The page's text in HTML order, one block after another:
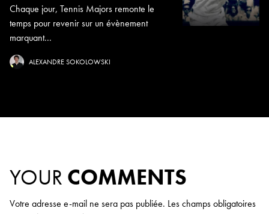
Chaque jour, Tennis Majors remonte le
temps pour revenir sur un évènement
marquant...
ALEXANDRE SOKOLOWSKI
YOUR COMMENTS
Votre adresse e-mail ne sera pas publiée. Les champs obligatoires